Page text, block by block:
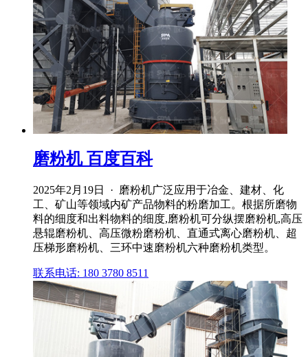
磨粉机 百度百科
2025年2月19日 · 磨粉机广泛应用于冶金、建材、化
工、矿山等领域内矿产品物料的粉磨加工。根据所磨物
料的细度和出料物料的细度,磨粉机可分纵摆磨粉机,高压
悬辊磨粉机、高压微粉磨粉机、直通式离心磨粉机、超
压梯形磨粉机、三环中速磨粉机六种磨粉机类型。
联系电话: 180 3780 8511